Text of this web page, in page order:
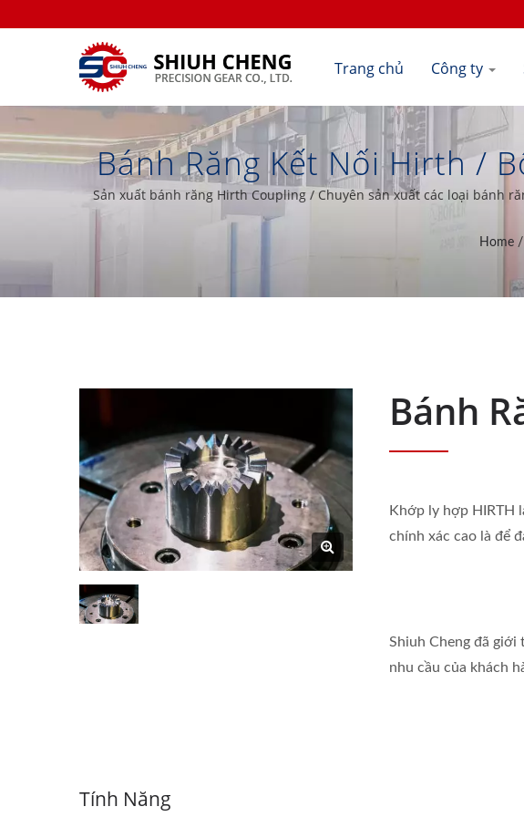
Trang chủ Công ty
Bánh Răng Kết Nối Hirth /
Xác Cấp JIS O & Đức
Sản xuất bánh răng Hirth Coupling / Chuyên sản xuất các loại bánh
Home /
Bánh
Khớp ly hợp HIRTH
chính xác cao là để
Shiuh Cheng đã
nhu cầu của khách
Tính Năng